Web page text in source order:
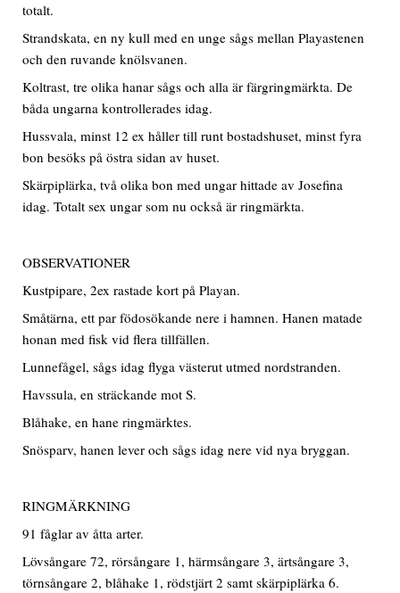
totalt.
Strandskata, en ny kull med en unge sågs mellan Playastenen
och den ruvande knölsvanen.
Koltrast, tre olika hanar sågs och alla är färgringmärkta. De
båda ungarna kontrollerades idag.
Hussvala, minst 12 ex håller till runt bostadshuset, minst fyra
bon besöks på östra sidan av huset.
Skärpiplärka, två olika bon med ungar hittade av Josefina
idag. Totalt sex ungar som nu också är ringmärkta.
OBSERVATIONER
Kustpipare, 2ex rastade kort på Playan.
Småtärna, ett par födosökande nere i hamnen. Hanen matade
honan med fisk vid flera tillfällen.
Lunnefågel, sågs idag flyga västerut utmed nordstranden.
Havssula, en sträckande mot S.
Blåhake, en hane ringmärktes.
Snösparv, hanen lever och sågs idag nere vid nya bryggan.
RINGMÄRKNING
91 fåglar av åtta arter.
Lövsångare 72, rörsångare 1, härmsångare 3, ärtsångare 3,
törnsångare 2, blåhake 1, rödstjärt 2 samt skärpiplärka 6.